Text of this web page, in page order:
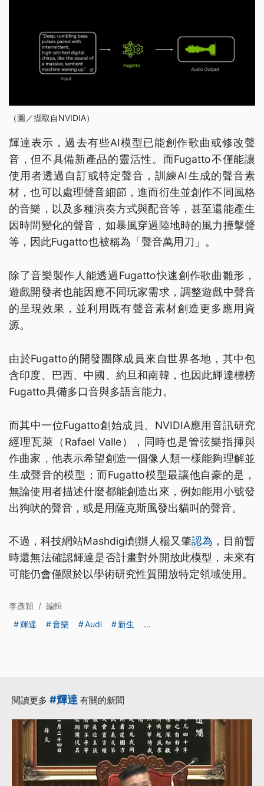
（圖／擷取自NVIDIA）
輝達表示，過去有些AI模型已能創作歌曲或修改聲
音，但不具備新產品的靈活性。而Fugatto不僅能讓
使用者透過自訂或特定聲音，訓練AI生成的聲音素
材，也可以處理聲音細節，進而衍生並創作不同風格
的音樂，以及多種演奏方式與配音等，甚至還能產生
因時間變化的聲音，如暴風穿過陸地時的風力撞擊聲
等，因此Fugatto也被稱為「聲音萬用刀」。
除了音樂製作人能透過Fugatto快速創作歌曲雛形，
遊戲開發者也能因應不同玩家需求，調整遊戲中聲音
的呈現效果，並利用既有聲音素材創造更多應用資
源。
由於Fugatto的開發團隊成員來自世界各地，其中包
含印度、巴西、中國、約旦和南韓，也因此輝達標榜
Fugatto具備多口音與多語言能力。
而其中一位Fugatto創始成員、NVIDIA應用音訊研究
經理瓦萊（Rafael Valle），同時也是管弦樂指揮與
作曲家，他表示希望創造一個像人類一樣能夠理解並
生成聲音的模型；而Fugatto模型最讓他自豪的是，
無論使用者描述什麼都能創造出來，例如能用小號發
出狗吠的聲音，或是用薩克斯風發出貓叫的聲音。
不過，科技網站Mashdigi創辦人楊又肇認為 ，目前暫
時還無法確認輝達是否計畫對外開放此模型，未來有
可能仍會僅限於以學術研究性質開放特定領域使用。
李彥穎 / 編輯
輝達
音樂 Audi 新生 ...
閱讀更多 #輝達 有關的新聞